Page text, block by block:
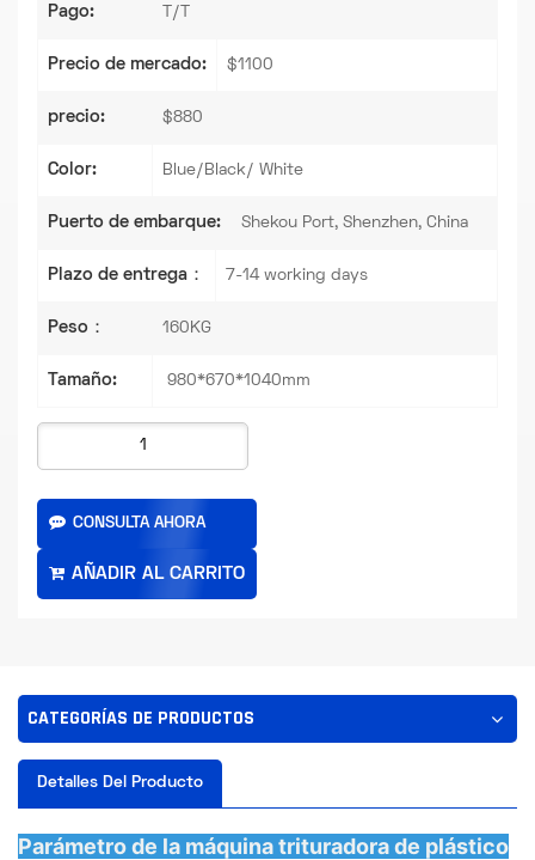
Pago: T/T
Precio de mercado: $1100
precio: $880
Color: Blue/Black/ White
Puerto de embarque: Shekou Port, Shenzhen, China
Plazo de entrega： 7-14 working days
Peso： 160KG
Tamaño: 980*670*1040mm
CONSULTA AHORA
CATEGORÍAS DE PRODUCTOS
Detalles Del Producto
Parámetro de la máquina trituradora de plástico